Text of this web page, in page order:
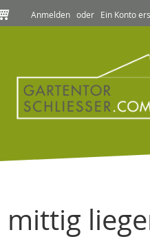
Anmelden Ein Konto
Mein Warenkorb